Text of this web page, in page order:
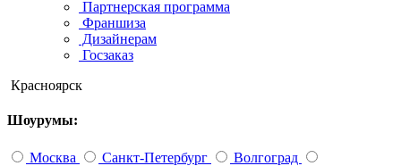
Партнерская программа
Франшиза
Дизайнерам
Госзаказ
Красноярск
Шоурумы:
Москва Санкт-Петербург
Волгоград